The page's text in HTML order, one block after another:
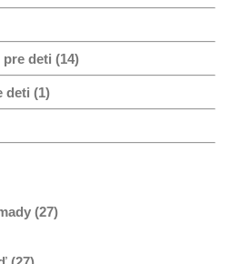
deti (14)
deti (1)
(27)